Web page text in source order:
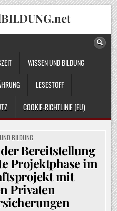
WISSEN UND BILDUNG
LESESTOFF
COOKIE-RICHTLINIE (EU)
BILDUNG
Bereitstellung
Projektphase im
mit
Privaten